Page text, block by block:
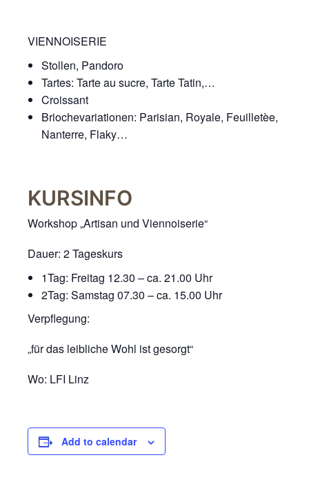
VIENNOISERIE
Stollen, Pandoro
Tartes: Tarte au sucre, Tarte Tatin,…
Croissant
Briochevariationen: Parisian, Royale, Feuilletèe,
Nanterre, Flaky…
KURSINFO
Workshop „Artisan und Viennoiserie“
Dauer: 2 Tageskurs
1Tag: Freitag 12.30 – ca. 21.00 Uhr
2Tag: Samstag 07.30 – ca. 15.00 Uhr
Verpflegung:
„für das leibliche Wohl ist gesorgt“
Wo: LFI Linz
Add to calendar
was Sie auf unserer
Diese und andere
Daten werden
möglicherweise so
nicht zur direkten
Identifizierung Ihrer
und können an
Drittpartner
weitergegeben
möglicherweise
verwenden, um
Anzeigen an Ihr
Profil anzupassen.
Durch die
Deaktivierung
die Werbung nicht
ausgeschaltet – sie
auf Ihre Interessen
"Facebook Pixel"
Nutzungsstatistiken